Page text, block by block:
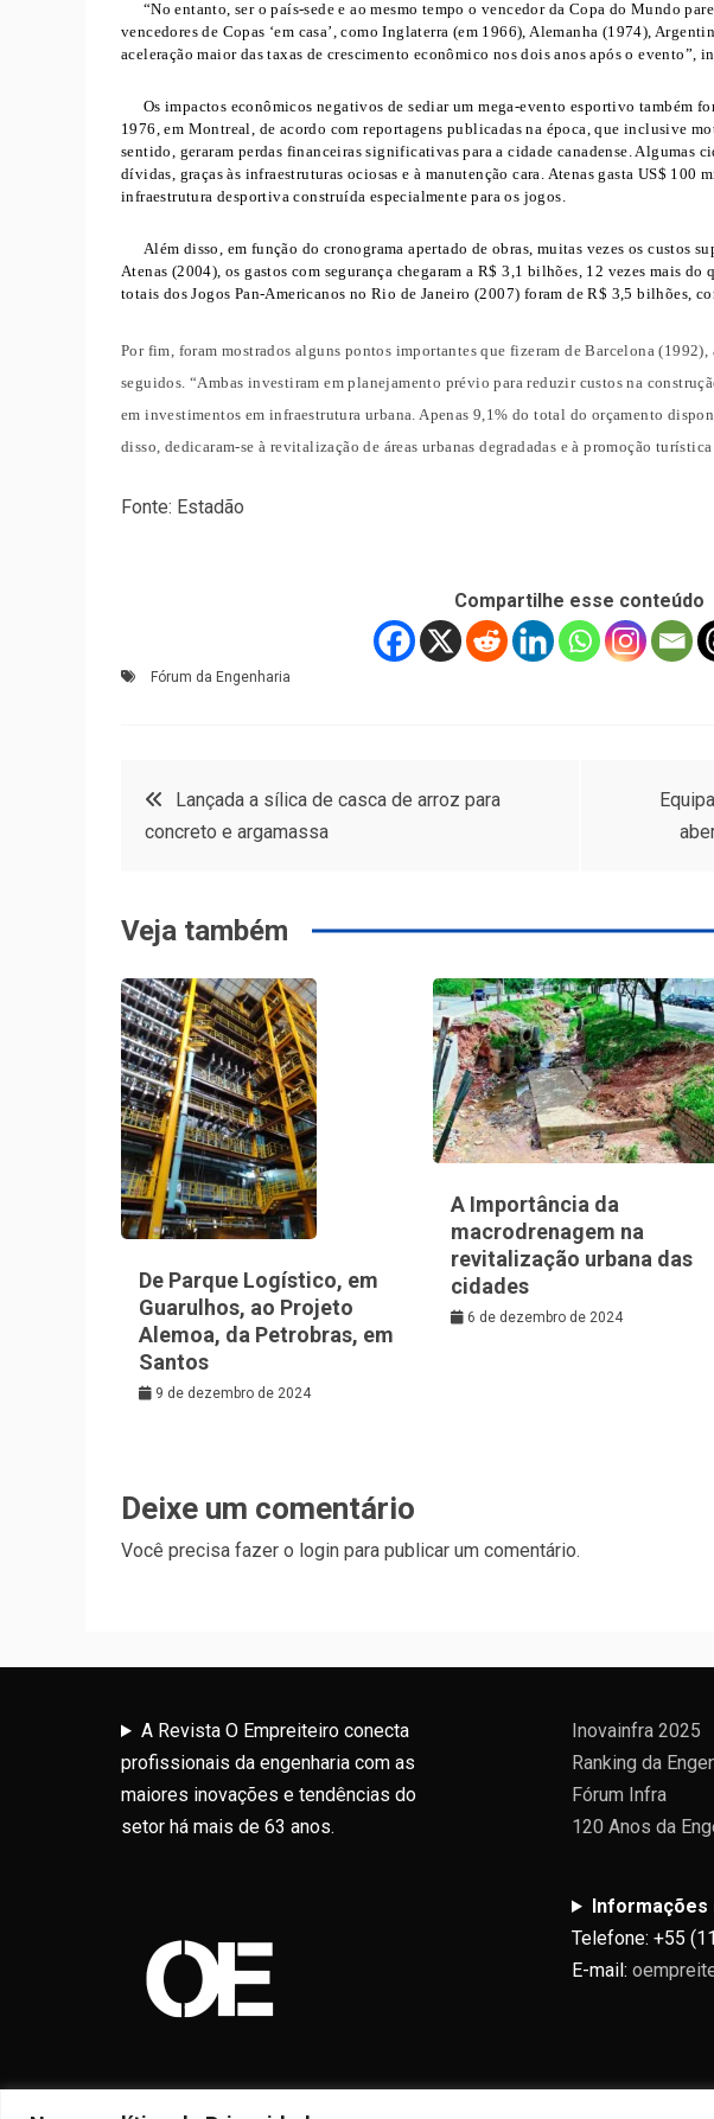
“No entanto, ser o país-sede e ao mesmo tempo o vencedor da Copa do Mundo
vencedores de Copas ‘em casa’, como Inglaterra (em 1966), Alemanha (1974),
aceleração maior das taxas de crescimento econômico nos dois anos após o evento”,
Os impactos econômicos negativos de sediar um mega-evento esportivo também
1976, em Montreal, de acordo com reportagens publicadas na época, que inclusive
sentido, geraram perdas financeiras significativas para a cidade canadense. Algumas
dívidas, graças às infraestruturas ociosas e à manutenção cara. Atenas gasta US$ 100
infraestrutura desportiva construída especialmente para os jogos.
Além disso, em função do cronograma apertado de obras, muitas vezes os custos
Atenas (2004), os gastos com segurança chegaram a R$ 3,1 bilhões, 12 vezes mais
totais dos Jogos Pan-Americanos no Rio de Janeiro (2007) foram de R$ 3,5 bilhões,
Por fim, foram mostrados alguns pontos importantes que fizeram de Barcelona
seguidos. “Ambas investiram em planejamento prévio para reduzir custos na
em investimentos em infraestrutura urbana. Apenas 9,1% do total do orçamento
disso, dedicaram-se à revitalização de áreas urbanas degradadas e à promoção
Fonte: Estadão
Compartilhe esse conteúdo
Fórum da Engenharia
Navegação
Post
Lançada a sílica de casca de arroz para
concreto e argamassa
Veja também
De Parque Logístico, em
Guarulhos, ao Projeto
Alemoa, da Petrobras, em
Santos
9 de dezembro de 2024
A Importância da
macrodrenagem na
revitalização urbana das
cidades
6 de dezembro de 2024
Deixe um comentário
Você precisa fazer o login para publicar um comentário.
A Revista O Empreiteiro conecta
profissionais da engenharia com as
maiores inovações e tendências do
setor há mais de 63 anos.
Inovainfra 2025
Ranking da
Fórum Infra
120 Anos da
Informações
Telefone: +55
E-mail: